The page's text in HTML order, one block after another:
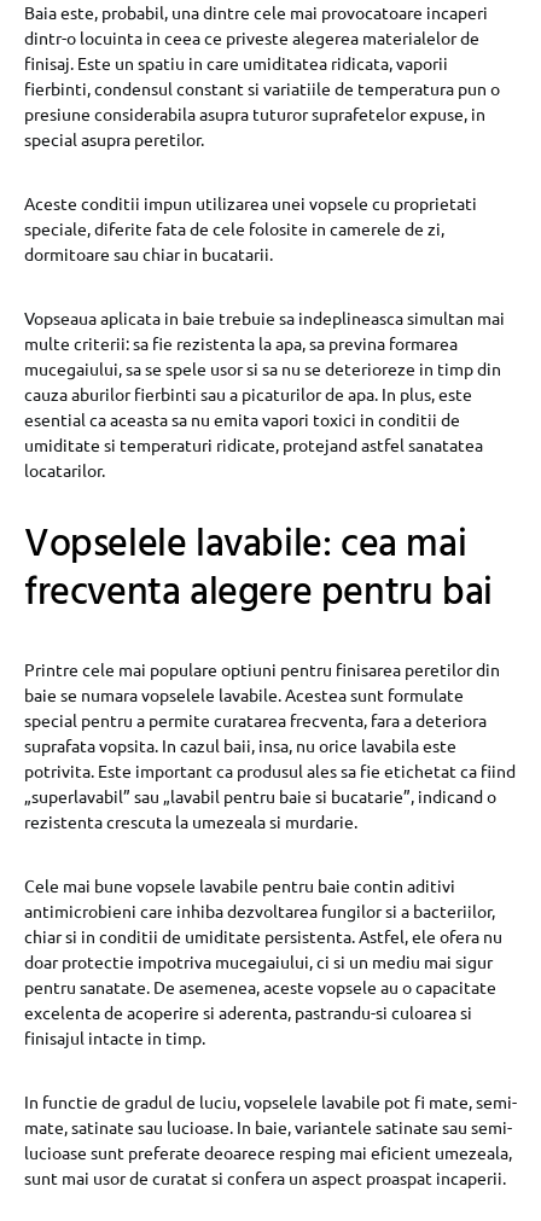
Baia este, probabil, una dintre cele mai provocatoare incaperi
dintr-o locuinta in ceea ce priveste alegerea materialelor de
finisaj. Este un spatiu in care umiditatea ridicata, vaporii
fierbinti, condensul constant si variatiile de temperatura pun o
presiune considerabila asupra tuturor suprafetelor expuse, in
special asupra peretilor.
Aceste conditii impun utilizarea unei vopsele cu proprietati
speciale, diferite fata de cele folosite in camerele de zi,
dormitoare sau chiar in bucatarii.
Vopseaua aplicata in baie trebuie sa indeplineasca simultan mai
multe criterii: sa fie rezistenta la apa, sa previna formarea
mucegaiului, sa se spele usor si sa nu se deterioreze in timp din
cauza aburilor fierbinti sau a picaturilor de apa. In plus, este
esential ca aceasta sa nu emita vapori toxici in conditii de
umiditate si temperaturi ridicate, protejand astfel sanatatea
locatarilor.
Vopselele lavabile: cea mai
frecventa alegere pentru bai
Printre cele mai populare optiuni pentru finisarea peretilor din
baie se numara vopselele lavabile. Acestea sunt formulate
special pentru a permite curatarea frecventa, fara a deteriora
suprafata vopsita. In cazul baii, insa, nu orice lavabila este
potrivita. Este important ca produsul ales sa fie etichetat ca fiind
„superlavabil” sau „lavabil pentru baie si bucatarie”, indicand o
rezistenta crescuta la umezeala si murdarie.
Cele mai bune vopsele lavabile pentru baie contin aditivi
antimicrobieni care inhiba dezvoltarea fungilor si a bacteriilor,
chiar si in conditii de umiditate persistenta. Astfel, ele ofera nu
doar protectie impotriva mucegaiului, ci si un mediu mai sigur
pentru sanatate. De asemenea, aceste vopsele au o capacitate
excelenta de acoperire si aderenta, pastrandu-si culoarea si
finisajul intacte in timp.
In functie de gradul de luciu, vopselele lavabile pot fi mate, semi-
mate, satinate sau lucioase. In baie, variantele satinate sau semi-
lucioase sunt preferate deoarece resping mai eficient umezeala,
sunt mai usor de curatat si confera un aspect proaspat incaperii.